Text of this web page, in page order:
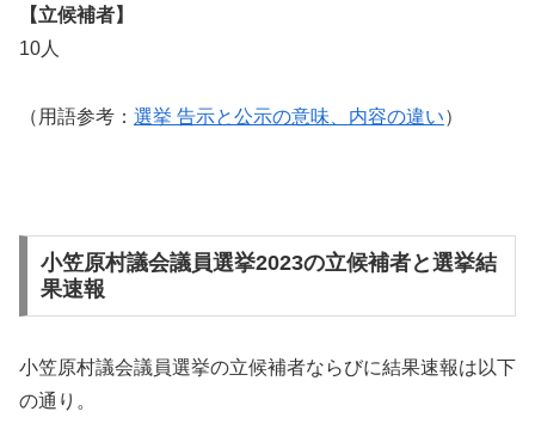
【立候補者】
10人
（用語参考： 選挙 告示と公示の意味、内容の違い）
小笠原村議会議員選挙2023の立候補者と選挙結
果速報
小笠原村議会議員選挙の立候補者ならびに結果速報は以下
の通り。